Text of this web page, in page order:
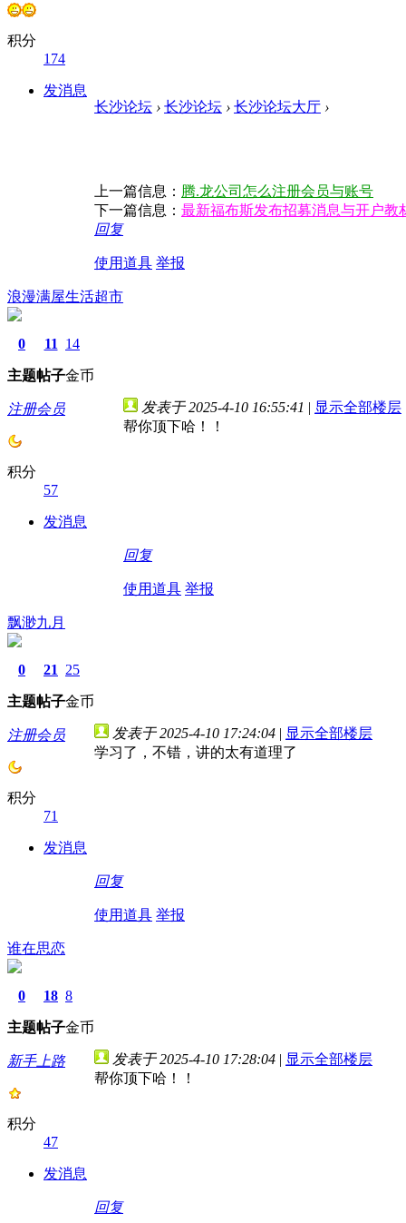
积分
174
发消息
长沙论坛 › 长沙论坛 › 长沙论坛大厅 ›
上一篇信息： 腾.龙公司怎么注册会员与账号
下一篇信息： 最新福布斯发布招募消息与开户教
回复
使用道具 举报
浪漫满屋生活超市
0
主题
11
帖子
14
金币
注册会员
积分
57
发消息
发表于 2025-4-10 16:55:41 | 显示全部楼层
帮你顶下哈！！
回复
使用道具 举报
飘渺九月
0
主题
21
帖子
25
金币
注册会员
积分
71
发消息
发表于 2025-4-10 17:24:04 | 显示全部楼层
学习了，不错，讲的太有道理了
回复
使用道具 举报
谁在思恋
0
主题
18
帖子
8
金币
新手上路
积分
47
发消息
发表于 2025-4-10 17:28:04 | 显示全部楼层
帮你顶下哈！！
回复